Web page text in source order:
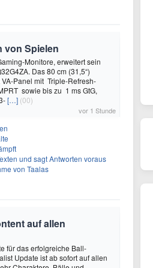
von Spielen
Monitore, erweitert sein
Das 80 cm (31,5“)
Panel mit Triple-Refresh-
sowie bis zu 1 ms GtG,
[…] (00)
vor 1 Stunde
und sagt Antworten voraus
von Taalas
auf allen
für das erfolgreiche Ball-
Update ist ab sofort auf allen